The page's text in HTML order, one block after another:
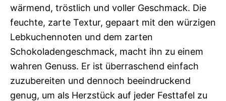
wärmend, tröstlich und voller Geschmack. Die
feuchte, zarte Textur, gepaart mit den würzigen
Lebkuchennoten und dem zarten
Schokoladengeschmack, macht ihn zu einem
wahren Genuss. Er ist überraschend einfach
zuzubereiten und dennoch beeindruckend
genug, um als Herzstück auf jeder Festtafel zu